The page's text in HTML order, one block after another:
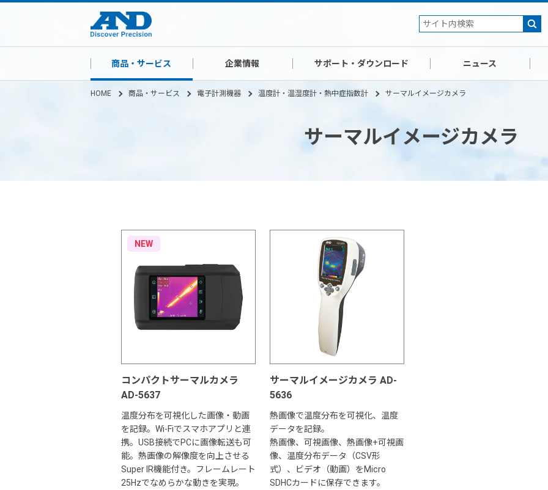
商品・サービス 企業情報 サポート・ダウンロード ニュース
HOME 商品・サービス 電子計測機器 温度計・温湿度計・熱中症指数計 サーマルイメージカメラ
サーマルイメージカメラ
NEW
コンパクトサーマルカメラ
AD-5637
温度分布を可視化した画像・動画
を記録。Wi-Fiでスマホアプリと連
携。USB接続でPCに画像転送も可
能。熱画像の解像度を向上させる
Super IR機能付き。フレームレート
25Hzでなめらかな動きを実現。
サーマルイメージカメラ AD-
5636
熱画像で温度分布を可視化、温度
データを記録。
熱画像、可視画像、熱画像+可視画
像、温度分布データ（CSV形
式）、ビデオ（動画）をMicro
SDHCカードに保存できます。